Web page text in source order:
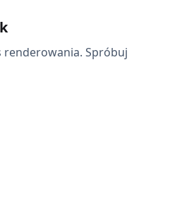
renderowania. Spróbuj